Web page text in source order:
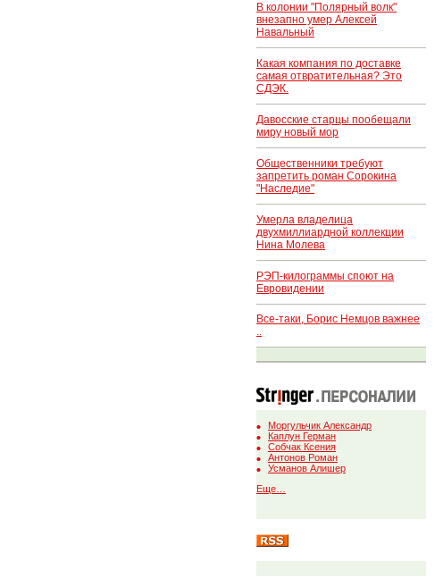
В колонии "Полярный волк"
внезапно умер Алексей
Навальный
Какая компания по доставке
самая отвратительная? Это
СДЭК.
Давосские старцы пообещали
миру новый мор
Общественники требуют
запретить роман Сорокина
"Наследие"
Умерла владелица
двухмиллиардной коллекции
Нина Молева
РЭП-килограммы споют на
Евровидении
Все-таки, Борис Немцов важнее
..
Моргульчик Александр
Каплун Герман
Собчак Ксения
Антонов Роман
Усманов Алишер
Еще…